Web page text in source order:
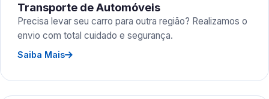
Transporte de Automóveis
Precisa levar seu carro para outra região? Realizamos o
envio com total cuidado e segurança.
Saiba Mais